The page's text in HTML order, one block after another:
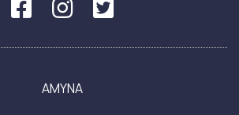
ΑΜΥΝΑ